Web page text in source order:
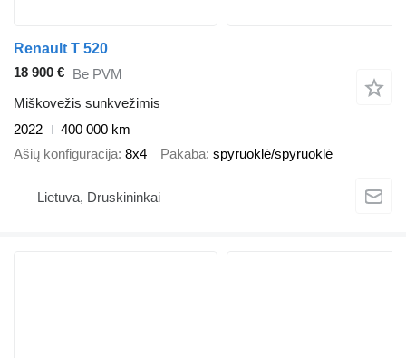
Renault T 520
18 900 € Be PVM
Miškovežis sunkvežimis
2022
400 000 km
Ašių konfigūracija 8x4 Pakaba spyruoklė/spyruoklė
Lietuva, Druskininkai